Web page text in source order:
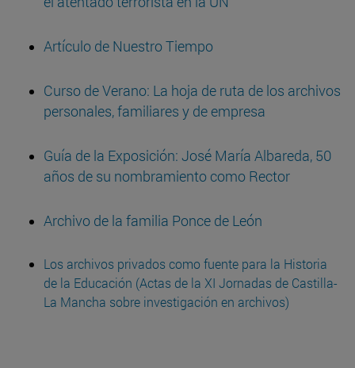
Artículo de Nuestro Tiempo
Curso de Verano: La hoja de ruta de los archivos
personales, familiares y de empresa
Guía de la Exposición: José María Albareda, 50
años de su nombramiento como Rector
Archivo de la familia Ponce de León
Los archivos privados como fuente para la Historia
de la Educación (Actas de la XI Jornadas de Castilla-
La Mancha sobre investigación en archivos)